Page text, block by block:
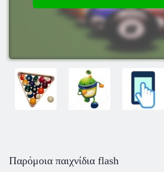
Παρόμοια παιχνίδια flash